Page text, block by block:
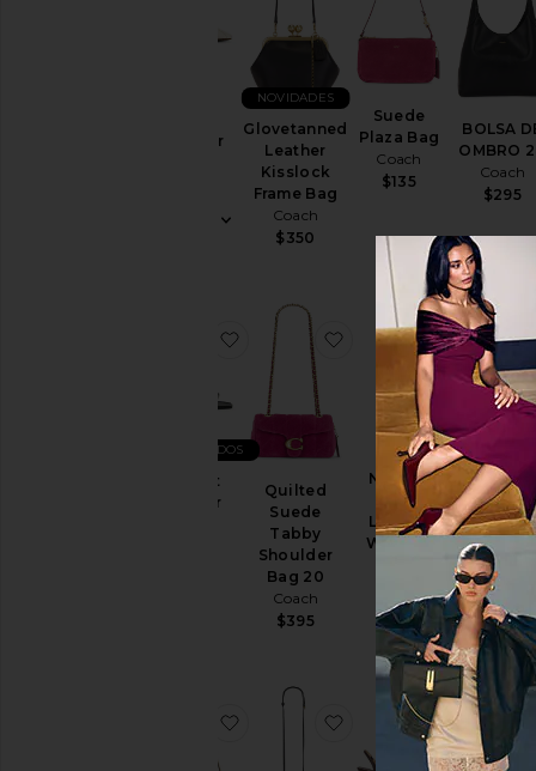
Sneaker
Glovetanned
Leather
Kisslock
Frame Bag
Coach
$350
NOVIDADES
Suede
Plaza Bag
Coach
$135
BOLSA
OMBRO
Coach
$295
Margot
Leather
MAIS VENDIDOS
favoritoMargot Leather Sandal
Quilted
Suede
Tabby
Shoulder
Bag 20
Coach
$395
favoritoQuilted
Natural
Grain
Leather
Waverly
$250
SALTO
TIRA
MARGOT
Coach
$195
favoritoNatural Grain Leather
favoritoJade